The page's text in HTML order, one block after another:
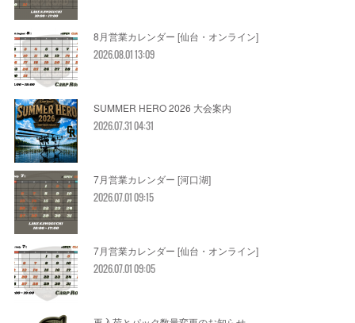
8月営業カレンダー [仙台・オンライン]
2026.08.01 13:09
SUMMER HERO 2026 大会案内
2026.07.31 04:31
7月営業カレンダー [河口湖]
2026.07.01 09:15
7月営業カレンダー [仙台・オンライン]
2026.07.01 09:05